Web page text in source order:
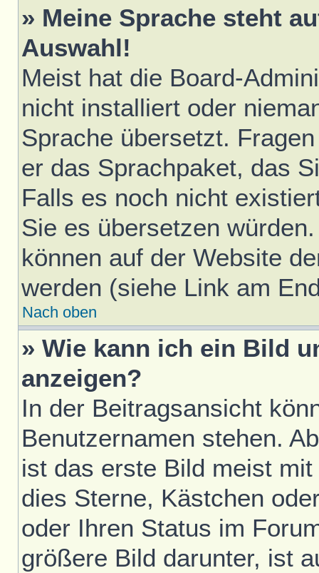
» Meine Sprache steht
Auswahl!
Meist hat die Board-
nicht installiert oder
Sprache übersetzt.
er das Sprachpaket, das
Falls es noch nicht
Sie es übersetzen
können auf der Website
werden (siehe Link am
Nach oben
» Wie kann ich ein Bild
anzeigen?
In der Beitragsansicht
Benutzernamen stehen.
ist das erste Bild meist
dies Sterne, Kästchen
oder Ihren Status im
größere Bild darunter, ist